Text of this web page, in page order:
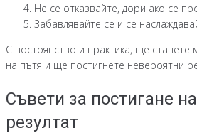
Не се отказвайте, дори ако се
Забавлявайте се и се
С постоянство и практика, ще станете
на пътя и ще постигнете невероятни
Съвети за постигане
резултат